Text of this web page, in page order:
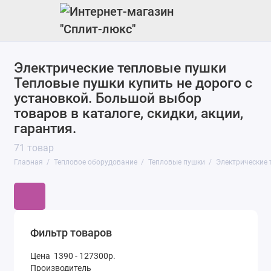
Электрические тепловые пушки
Тепловые пушки купить не дорого с
установкой. Большой выбор
товаров в каталоге, скидки, акции,
гарантия.
71 товар
Главная Тепловое оборудование Тепловые пушки
Фильтр товаров
Цена 1390 - 127300р.
Производитель
Котлы
Тепловые пушки
Газовые инфракрасные обогреватели
Газовые уличные обогреватели
Инфракрасные обогреватели
Сушилки для рук